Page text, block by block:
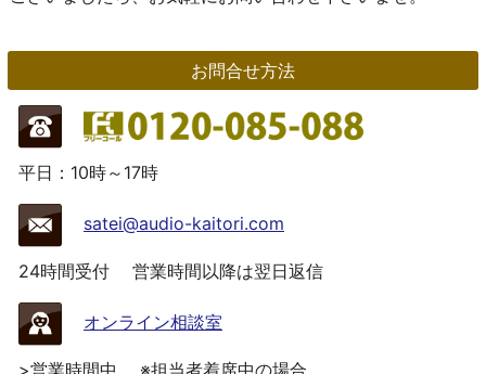
お問合せ方法
平日：10時～17時
satei@audio-kaitori.com
24時間受付 営業時間以降は翌日返信
オンライン相談室
>営業時間中 ※担当者着席中の場合